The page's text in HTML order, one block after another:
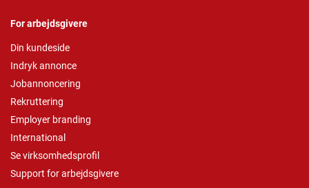
For arbejdsgivere
Din kundeside
Indryk annonce
Jobannoncering
Rekruttering
Employer branding
International
Se virksomhedsprofil
Support for arbejdsgivere